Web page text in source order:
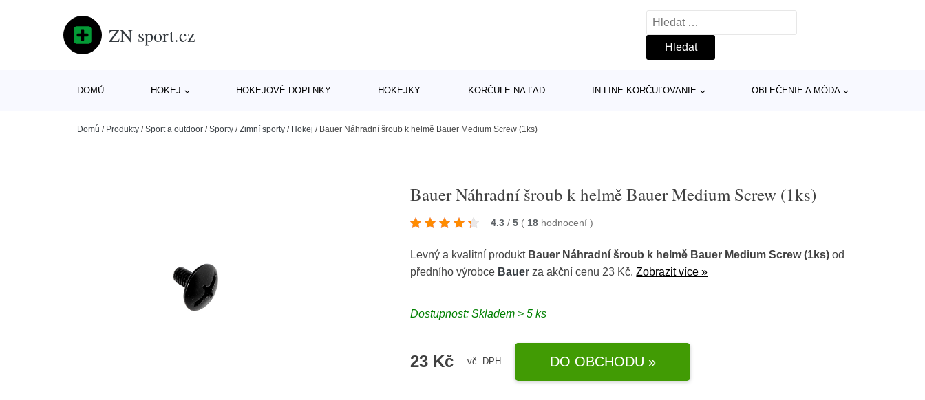
ZN sport.cz
Vyhledávání
DOMŮ HOKEJ HOKEJOVÉ DOPLNKY HOKEJKY KORČULE NA ĽAD IN-LINE KORČUĽOVANIE OBLEČENIE A MÓDA
Domů / Produkty /Sport a outdoor /Sporty /Zimní sporty / Hokej / Bauer Náhradní šroub k helmě Bauer Medium Screw (1ks)
Bauer Náhradní šroub k helmě Bauer Medium Screw (1ks)
4.3 / 5 ( 18 hodnocení)
Levný a kvalitní produkt Bauer Náhradní šroub k helmě Bauer Medium Screw (1ks) od
předního výrobce Bauer za akční cenu 23 Kč.Zobrazit více »
Dostupnost: Skladem > 5 ks
23 Kč vč. DPH DO OBCHODU »